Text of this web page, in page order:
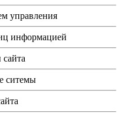
управления
информацией
ситемы